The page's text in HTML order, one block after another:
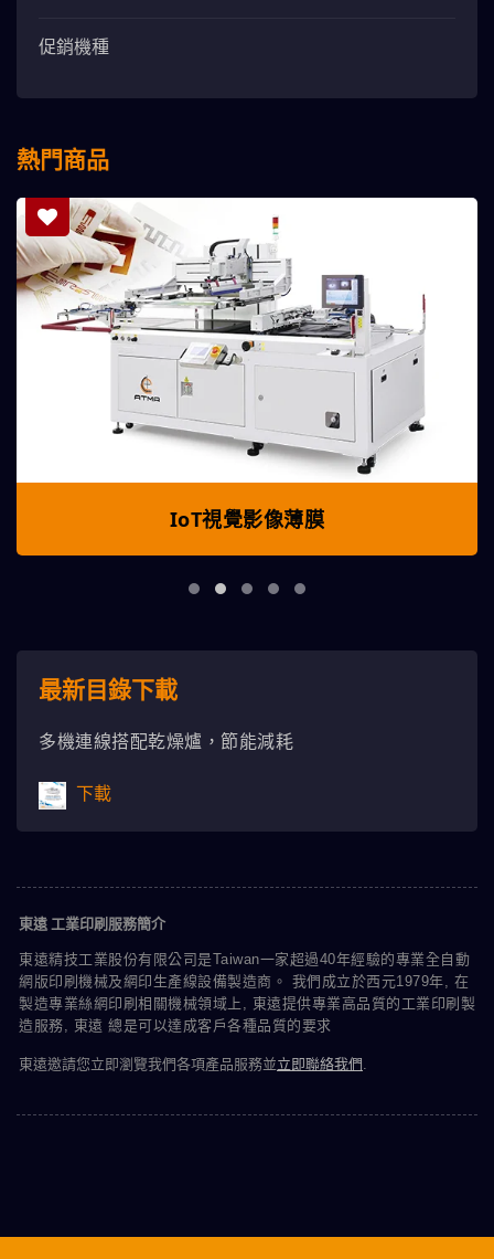
促銷機種
熱門商品
IoT視覺影像薄膜
最新目錄下載
多機連線搭配乾燥爐，節能減耗
下載
東遠 工業印刷服務簡介
東遠精技工業股份有限公司是Taiwan一家超過40年經驗的專業全自動
網版印刷機械及網印生產線設備製造商。 我們成立於西元1979年, 在
製造專業絲網印刷相關機械領域上, 東遠提供專業高品質的工業印刷製
造服務, 東遠 總是可以達成客戶各種品質的要求
東遠邀請您立即瀏覽我們各項產品服務並立即聯絡我們